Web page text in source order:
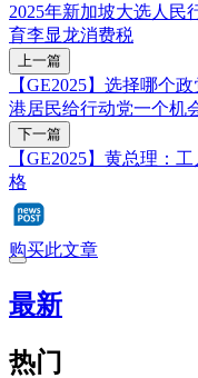
2025年新加坡大选人民
育李显龙消费税
上一篇
【GE2025】选择哪个
港居民给行动党一个机
下一篇
【GE2025】黄总理：
格
购买此文章
最新
热门